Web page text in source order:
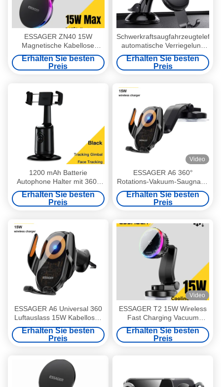
ESSAGER ZN40 15W
Magnetische Kabellose
Ladefunktion 360 Grad
Drehbare KFZ-
Telefonhalterung
Erhalten Sie besten
Preis
automatische Verriegelung
360 Drehverstellbar
Erhalten Sie besten
Preis
1200 mAh Batterie
Autophone Halter mit 360-
Face-Tracking Gimbal AI
Smart Core
Erkennungssteuerung
Erhalten Sie besten
Preis
Video
ESSAGER A6 360°
Rotations-Vakuum-Saugnapf-
Autotelefonhalterung mit
kabellosem Ladegerät
Erhalten Sie besten
Preis
ESSAGER A6 Universal 360
Luftauslass 15W Kabelloses
Ladegerät Auto-Telefonhalter
Erhalten Sie besten
Preis
Video
ESSAGER T2 15W Wireless
Fast Charging Vacuum
Suction Magnetic Car Phone
Holder 360 Rotation
Erhalten Sie besten
Preis